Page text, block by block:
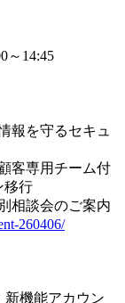
～14:45
報を守るセキュ
客専用チーム付
移行
相談会のご案内
260406/
新機能アカウン